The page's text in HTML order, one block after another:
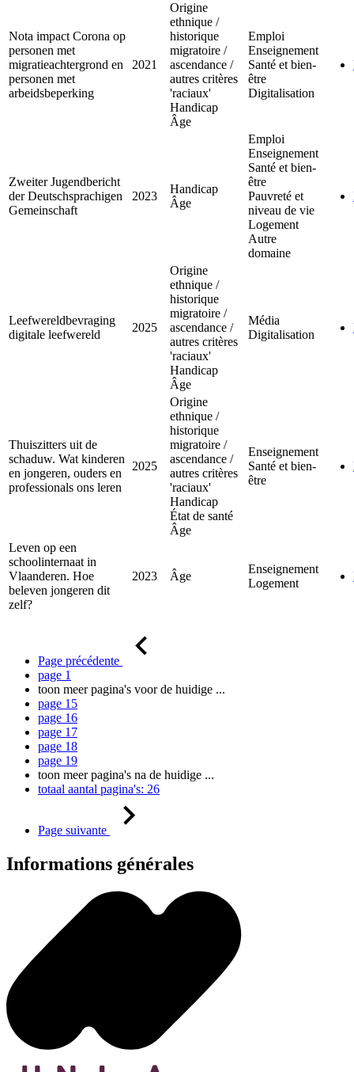
Nota impact Corona op
personen met
migratieachtergrond en
personen met
arbeidsbeperking
2021
Origine
ethnique /
historique
migratoire /
ascendance /
autres critères
'raciaux'
Handicap
Âge
Emploi
Enseignement
Santé et bien-
être
Digitalisation
Zweiter Jugendbericht
der Deutschsprachigen
Gemeinschaft
2023
Handicap
Âge
Emploi
Enseignement
Santé et bien-
être
Pauvreté et
niveau de vie
Logement
Autre
domaine
Leefwereldbevraging
digitale leefwereld
2025
Origine
ethnique /
historique
migratoire /
ascendance /
autres critères
'raciaux'
Handicap
Âge
Média
Digitalisation
Thuiszitters uit de
schaduw. Wat kinderen
en jongeren, ouders en
professionals ons leren
2025
Origine
ethnique /
historique
migratoire /
ascendance /
autres critères
'raciaux'
Handicap
État de santé
Âge
Enseignement
Santé et bien-
être
Leven op een
schoolinternaat in
Vlaanderen. Hoe
beleven jongeren dit
zelf?
2023 Âge
Enseignement
Logement
Page précédente
page 1
toon meer pagina's voor de huidige ...
page 15
page 16
page 17
page 18
page 19
toon meer pagina's na de huidige ...
totaal aantal pagina's: 26
Page suivante
Informations générales